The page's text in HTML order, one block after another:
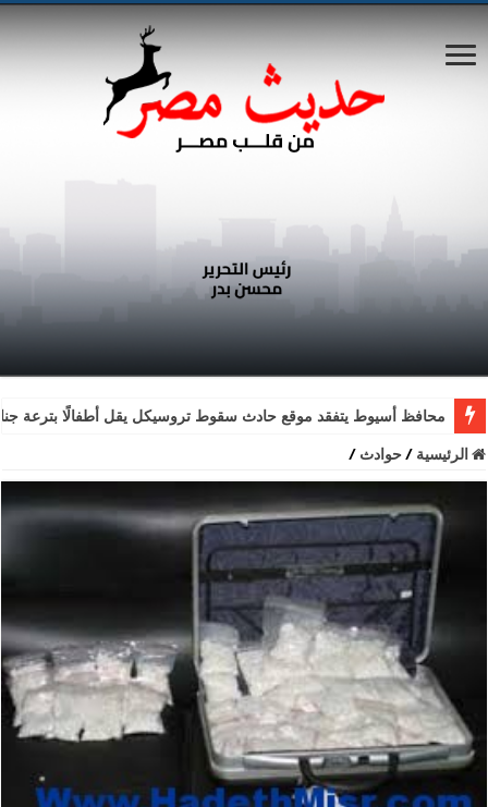
محافظ أسيوط يتفقد موقع حادث سقوط تروسيكل يقل أطفالًا بترعة
الرئيسية /حوادث /